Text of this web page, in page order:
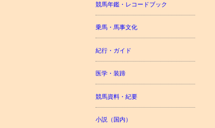
競馬年鑑・レコードブック
乗馬・馬事文化
紀行・ガイド
医学・装蹄
競馬資料・紀要
小説（国内）